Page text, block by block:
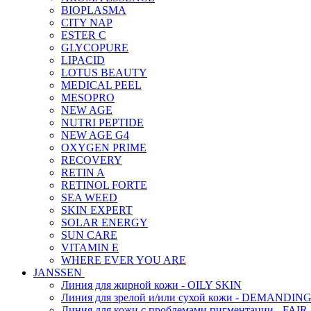
BIOPLASMA
CITY NAP
ESTER C
GLYCOPURE
LIPACID
LOTUS BEAUTY
MEDICAL PEEL
MESOPRO
NEW AGE
NUTRI PEPTIDE
NEW AGE G4
OXYGEN PRIME
RECOVERY
RETIN A
RETINOL FORTE
SEA WEED
SKIN EXPERT
SOLAR ENERGY
SUN CARE
VITAMIN E
WHERE EVER YOU ARE
JANSSEN
Линия для жирной кожи - OILY SKIN
Линия для зрелой и/или сухой кожи -